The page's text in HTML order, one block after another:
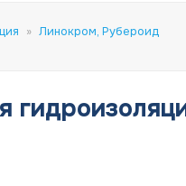
» Линокром, Рубероид